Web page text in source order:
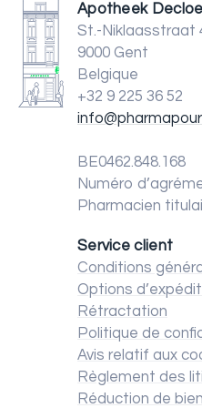
Apotheek
St.-Niklaasstraat
9000 Gent
Belgique
+32 9 225 36 52
BE0462.848.168
Numéro
Pharmacien
Service client
Conditions
Options
Rétractation
Politique de
Avis relatif aux
Règlement des
Réduction de